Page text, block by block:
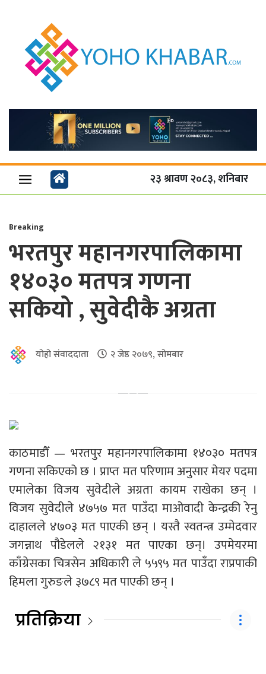
२३ श्रावण २०८३, शनिबार
Breaking
भरतपुर महानगरपालिकामा
१४०३० मतपत्र गणना
सकियो , सुवेदीकै अग्रता
योहो संवाददाता २ जेष्ठ २०७९, सोमबार
काठमाडौँ — भरतपुर महानगरपालिकामा १४०३० मतपत्र
गणना सकिएको छ । प्राप्त मत परिणाम अनुसार मेयर पदमा
एमालेका विजय सुवेदीले अग्रता कायम राखेका छन् ।
विजय सुवेदीले ४७५७ मत पाउँदा माओवादी केन्द्रकी रेनु
दाहालले ४७०३ मत पाएकी छन् । यस्तै स्वतन्त्र उम्मेदवार
जगन्नाथ पौडेलले २१३१ मत पाएका छन्। उपमेयरमा
काँग्रेसका चित्रसेन अधिकारी ले ५५९५ मत पाउँदा राप्रपाकी
हिमला गुरुङले ३७८९ मत पाएकी छन् ।
प्रतिक्रिया